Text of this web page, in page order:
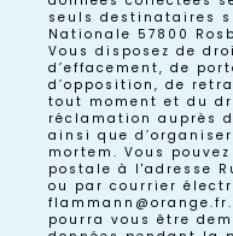
seuls destinataires
Nationale 57800
Vous disposez de
d’effacement, de
d’opposition, de
tout moment et du
réclamation auprès
ainsi que
mortem. Vous
postale à l'adresse
ou par courrier
pourra vous être